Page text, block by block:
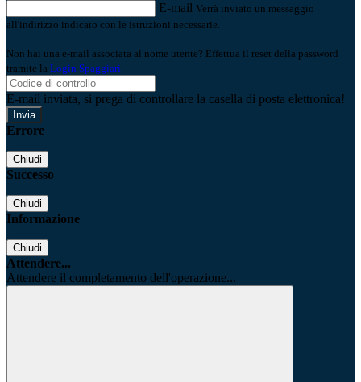
E-mail Verrà inviato un messaggio
all'indirizzo indicato con le istruzioni necessarie.
Non hai una e-mail associata al nome utente? Effettua il reset della password
tramite la Login Spaggiari
E-mail inviata, si prega di controllare la casella di posta elettronica!
Errore
Chiudi
Successo
Chiudi
Informazione
Chiudi
Attendere...
Attendere il completamento dell'operazione...